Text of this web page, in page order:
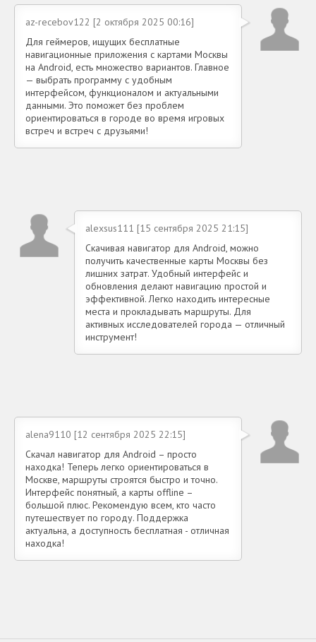
az-recebov122 [2 октября 2025 00:16]
Для геймеров, ищущих бесплатные
навигационные приложения с картами Москвы
на Android, есть множество вариантов. Главное
— выбрать программу с удобным
интерфейсом, функционалом и актуальными
данными. Это поможет без проблем
ориентироваться в городе во время игровых
встреч и встреч с друзьями!
alexsus111 [15 сентября 2025 21:15]
Скачивая навигатор для Android, можно
получить качественные карты Москвы без
лишних затрат. Удобный интерфейс и
обновления делают навигацию простой и
эффективной. Легко находить интересные
места и прокладывать маршруты. Для
активных исследователей города — отличный
инструмент!
alena9110 [12 сентября 2025 22:15]
Скачал навигатор для Android – просто
находка! Теперь легко ориентироваться в
Москве, маршруты строятся быстро и точно.
Интерфейс понятный, а карты offline –
большой плюс. Рекомендую всем, кто часто
путешествует по городу. Поддержка
актуальна, а доступность бесплатная - отличная
находка!